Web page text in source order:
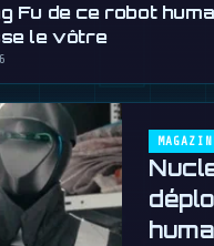
Fu de ce robot
le vôtre